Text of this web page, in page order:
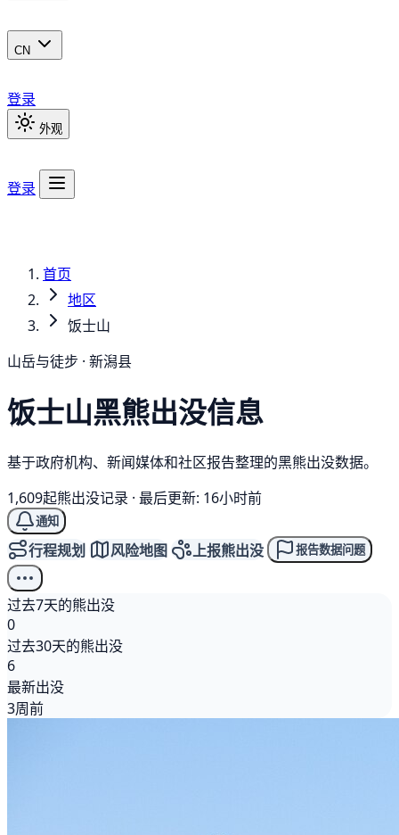
CN
登录
外观
登录
首页
地区
饭士山
山岳与徒步 · 新潟县
饭士山黑熊出没信息
基于政府机构、新闻媒体和社区报告整理的黑熊出没数据。
1,609起熊出没记录 · 最后更新: 16小时前
通知
行程规划 风险地图 上报熊出没 报告数据问题
过去7天的熊出没
0
过去30天的熊出没
6
最新出没
3周前